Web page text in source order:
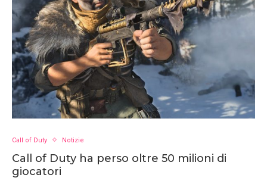
Call of Duty Notizie
Call of Duty ha perso oltre 50 milioni di
giocatori